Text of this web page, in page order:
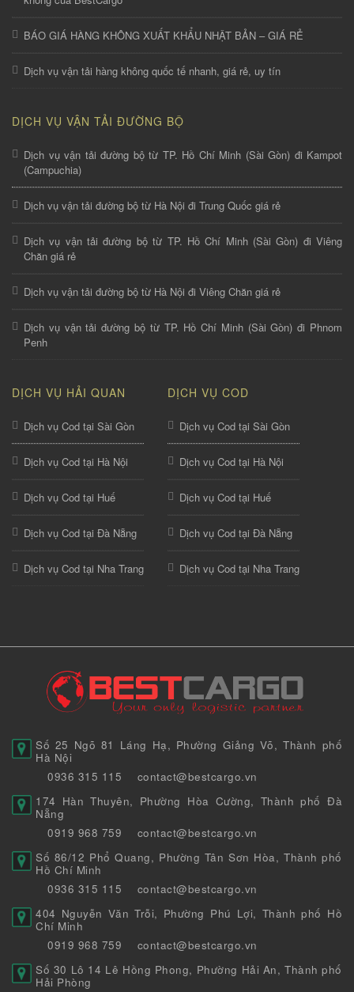
BÁO GIÁ HÀNG KHÔNG XUẤT KHẨU NHẬT BẢN – GIÁ RẺ
Dịch vụ vận tải hàng không quốc tế nhanh, giá rẻ, uy tín
DỊCH VỤ VẬN TẢI ĐƯỜNG BỘ
Dịch vụ vận tải đường bộ từ TP. Hồ Chí Minh (Sài Gòn) đi Kampot
(Campuchia)
Dịch vụ vận tải đường bộ từ Hà Nội đi Trung Quốc giá rẻ
Dịch vụ vận tải đường bộ từ TP. Hồ Chí Minh (Sài Gòn) đi Viêng
Chăn giá rẻ
Dịch vụ vận tải đường bộ từ Hà Nội đi Viêng Chăn giá rẻ
Dịch vụ vận tải đường bộ từ TP. Hồ Chí Minh (Sài Gòn) đi Phnom
Penh
DỊCH VỤ HẢI QUAN
Dịch vụ Cod tại Sài Gòn
Dịch vụ Cod tại Hà Nội
Dịch vụ Cod tại Huế
Dịch vụ Cod tại Đà Nẵng
Dịch vụ Cod tại Nha Trang
DỊCH VỤ COD
Dịch vụ Cod tại Sài Gòn
Dịch vụ Cod tại Hà Nội
Dịch vụ Cod tại Huế
Dịch vụ Cod tại Đà Nẵng
Dịch vụ Cod tại Nha Trang
Số 25 Ngõ 81 Láng Hạ, Phường Giảng Võ, Thành phố
Hà Nội
0936 315 115
contact@bestcargo.vn
174 Hàn Thuyên, Phường Hòa Cường, Thành phố Đà
Nẵng
0919 968 759
contact@bestcargo.vn
Số 86/12 Phổ Quang, Phường Tân Sơn Hòa, Thành phố
Hồ Chí Minh
0936 315 115
contact@bestcargo.vn
404 Nguyễn Văn Trỗi, Phường Phú Lợi, Thành phố Hồ
Chí Minh
0919 968 759
contact@bestcargo.vn
Số 30 Lô 14 Lê Hồng Phong, Phường Hải An, Thành phố
Hải Phòng